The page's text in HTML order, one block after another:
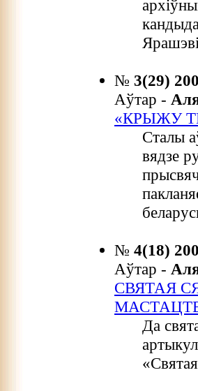
№ 3(29)
Аўтар -
«КРЫЖУ
Сталы
вядзе
№ 4(18)
Аўтар -
СВЯТАЯ
Да